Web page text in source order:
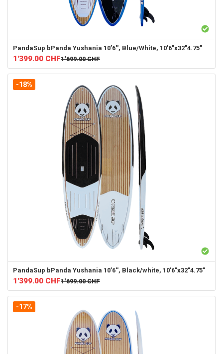
PandaSup bPanda Yushania 10’6'', Blue/White, 10’6"x32"4.75"
1'399.00 CHF1'699.00 CHF
-18%
PandaSup bPanda Yushania 10’6'', Black/white, 10’6"x32"4.75"
1'399.00 CHF1'699.00 CHF
-17%